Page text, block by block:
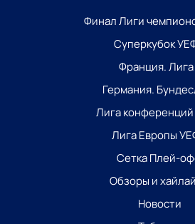
Финал Лиги
Суперкубок
Франция. Лига
Германия.
Лига
Лига Европы
Сетка Плей-
Обзоры и
Новости